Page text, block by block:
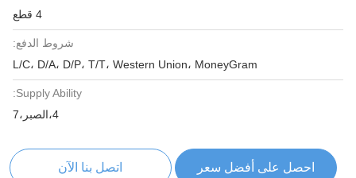
4 قطع
شروط الدفع:
L/C، D/A، D/P، T/T، Western Union، MoneyGram
Supply Ability:
4،الصبر،7
احصل على أفضل سعر اتصل بنا الآن